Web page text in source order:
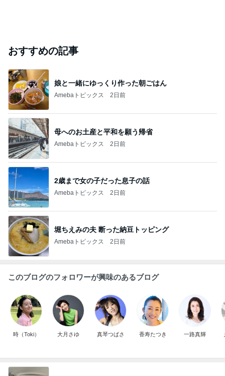
おすすめの記事
娘と一緒にゆっくり作った朝ごはん
Amebaトピックス 2日前
母へのお土産と平和を願う帰省
Amebaトピックス 2日前
2歳まで女の子だった息子の話
Amebaトピックス 2日前
堀ちえみの夫 断った納豆トッピング
Amebaトピックス 2日前
このブログのフォロワーが興味のあるブログ
時（Toki） 大月さゆ 真琴つばさ 香寿たつき 一路真輝